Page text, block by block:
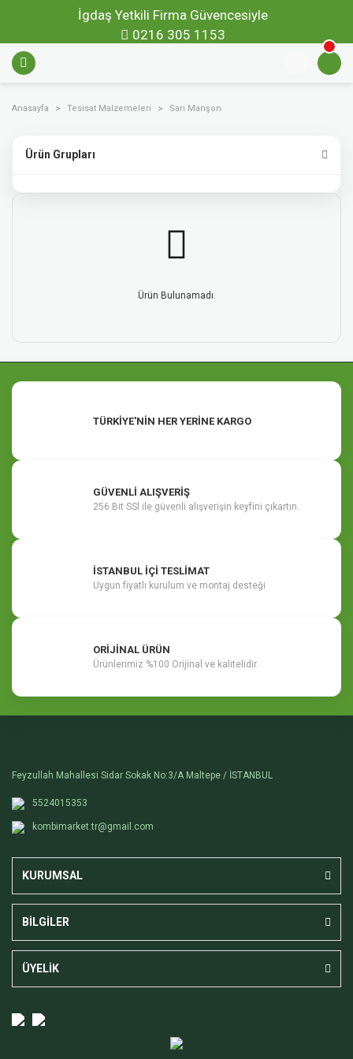
İgdaş Yetkili Firma Güvencesiyle
0216 305 1153
Anasayfa Tesisat Malzemeleri Sarı Manşon
Ürün Grupları
Ürün Bulunamadı.
TÜRKİYE'NİN HER YERİNE KARGO
GÜVENLİ ALIŞVERİŞ
256 Bit SSl ile güvenli alışverişin keyfini çıkartın.
İSTANBUL İÇİ TESLİMAT
Uygun fiyatlı kurulum ve montaj desteği
ORİJİNAL ÜRÜN
Ürünlerimiz %100 Orijinal ve kalitelidir.
Feyzullah Mahallesi Sidar Sokak No:3/A Maltepe / İSTANBUL
5524015353
kombimarket.tr@gmail.com
KURUMSAL
BİLGİLER
ÜYELİK